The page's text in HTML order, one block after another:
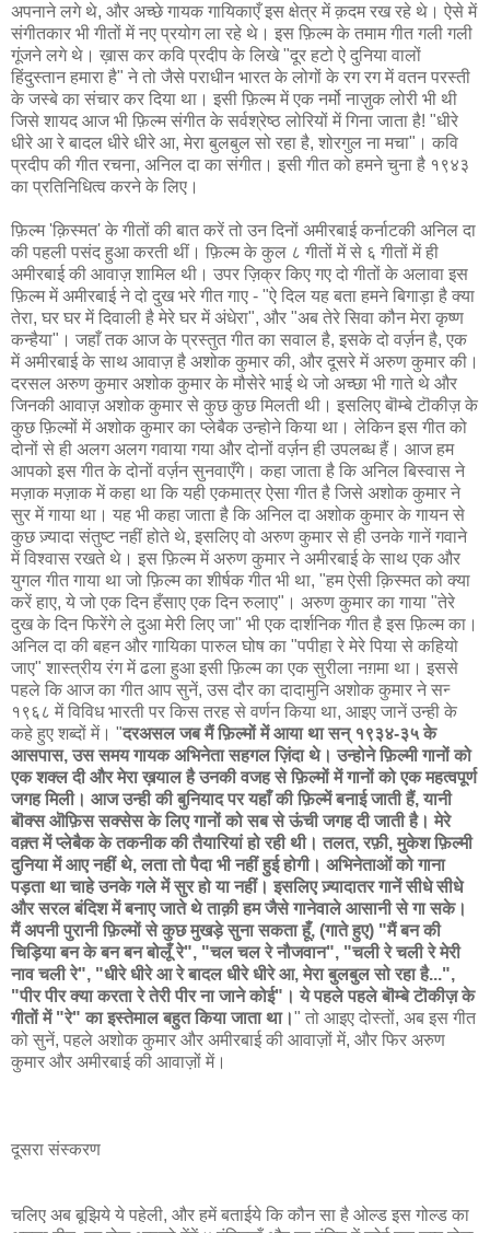
अपनाने लगे थे, और अच्छे गायक गायिकाएँ इस क्षेत्र में क़दम रख रहे थे। ऐसे में
संगीतकार भी गीतों में नए प्रयोग ला रहे थे। इस फ़िल्म के तमाम गीत गली गली
गूंजने लगे थे। ख़ास कर कवि प्रदीप के लिखे "दूर हटो ऐ दुनिया वालों
हिंदुस्तान हमारा है" ने तो जैसे पराधीन भारत के लोगों के रग रग में वतन परस्ती
के जस्बे का संचार कर दिया था। इसी फ़िल्म में एक नर्मो नाज़ुक लोरी भी थी
जिसे शायद आज भी फ़िल्म संगीत के सर्वश्रेष्ठ लोरियों में गिना जाता है! "धीरे
धीरे आ रे बादल धीरे धीरे आ, मेरा बुलबुल सो रहा है, शोरगुल ना मचा"। कवि
प्रदीप की गीत रचना, अनिल दा का संगीत। इसी गीत को हमने चुना है १९४३
का प्रतिनिधित्व करने के लिए।
फ़िल्म 'क़िस्मत' के गीतों की बात करें तो उन दिनों अमीरबाई कर्नाटकी अनिल दा
की पहली पसंद हुआ करती थीं। फ़िल्म के कुल ८ गीतों में से ६ गीतों में ही
अमीरबाई की आवाज़ शामिल थी। उपर ज़िक्र किए गए दो गीतों के अलावा इस
फ़िल्म में अमीरबाई ने दो दुख भरे गीत गाए - "ऐ दिल यह बता हमने बिगाड़ा है क्या
तेरा, घर घर में दिवाली है मेरे घर में अंधेरा", और "अब तेरे सिवा कौन मेरा कृष्ण
कन्हैया"। जहाँ तक आज के प्रस्तुत गीत का सवाल है, इसके दो वर्ज़न है, एक
में अमीरबाई के साथ आवाज़ है अशोक कुमार की, और दूसरे में अरुण कुमार की।
दरसल अरुण कुमार अशोक कुमार के मौसेरे भाई थे जो अच्छा भी गाते थे और
जिनकी आवाज़ अशोक कुमार से कुछ कुछ मिलती थी। इसलिए बॊम्बे टॊकीज़ के
कुछ फ़िल्मों में अशोक कुमार का प्लेबैक उन्होने किया था। लेकिन इस गीत को
दोनों से ही अलग अलग गवाया गया और दोनों वर्ज़न ही उपलब्ध हैं। आज हम
आपको इस गीत के दोनों वर्ज़न सुनवाएँगे। कहा जाता है कि अनिल बिस्वास ने
मज़ाक मज़ाक में कहा था कि यही एकमात्र ऐसा गीत है जिसे अशोक कुमार ने
सुर में गाया था। यह भी कहा जाता है कि अनिल दा अशोक कुमार के गायन से
कुछ ज़्यादा संतुष्ट नहीं होते थे, इसलिए वो अरुण कुमार से ही उनके गानें गवाने
में विश्वास रखते थे। इस फ़िल्म में अरुण कुमार ने अमीरबाई के साथ एक और
युगल गीत गाया था जो फ़िल्म का शीर्षक गीत भी था, "हम ऐसी क़िस्मत को क्या
करें हाए, ये जो एक दिन हँसाए एक दिन रुलाए"। अरुण कुमार का गाया "तेरे
दुख के दिन फिरेंगे ले दुआ मेरी लिए जा" भी एक दार्शनिक गीत है इस फ़िल्म का।
अनिल दा की बहन और गायिका पारुल घोष का "पपीहा रे मेरे पिया से कहियो
जाए" शास्त्रीय रंग में ढला हुआ इसी फ़िल्म का एक सुरीला नग़मा था। इससे
पहले कि आज का गीत आप सुनें, उस दौर का दादामुनि अशोक कुमार ने सन्‍
१९६८ में विविध भारती पर किस तरह से वर्णन किया था, आइए जानें उन्ही के
कहे हुए शब्दों में। "दरअसल जब मैं फ़िल्मों में आया था सन् १९३४-३५ के
आसपास, उस समय गायक अभिनेता सहगल ज़िंदा थे। उन्होने फ़िल्मी गानों को
एक शक्ल दी और मेरा ख़याल है उनकी वजह से फ़िल्मों में गानों को एक महत्वपूर्ण
जगह मिली। आज उन्ही की बुनियाद पर यहाँ की फ़िल्में बनाई जाती हैं, यानी
बॊक्स ऒफ़िस सक्सेस के लिए गानों को सब से ऊंची जगह दी जाती है। मेरे
वक़्त में प्लेबैक के तकनीक की तैयारियां हो रही थी। तलत, रफ़ी, मुकेश फ़िल्मी
दुनिया में आए नहीं थे, लता तो पैदा भी नहीं हुई होगी। अभिनेताओं को गाना
पड़ता था चाहे उनके गले में सुर हो या नहीं। इसलिए ज़्यादातर गानें सीधे सीधे
और सरल बंदिश में बनाए जाते थे ताक़ी हम जैसे गानेवाले आसानी से गा सके।
मैं अपनी पुरानी फ़िल्मों से कुछ मुखड़े सुना सकता हूँ, (गाते हुए) "मैं बन की
चिड़िया बन के बन बन बोलूँ रे", "चल चल रे नौजवान", "चली रे चली रे मेरी
नाव चली रे", "धीरे धीरे आ रे बादल धीरे धीरे आ, मेरा बुलबुल सो रहा है...",
"पीर पीर क्या करता रे तेरी पीर ना जाने कोई"। ये पहले पहले बॊम्बे टॊकीज़ के
गीतों में "रे" का इस्तेमाल बहुत किया जाता था।" तो आइए दोस्तों, अब इस गीत
को सुनें, पहले अशोक कुमार और अमीरबाई की आवाज़ों में, और फिर अरुण
कुमार और अमीरबाई की आवाज़ों में।
दूसरा संस्करण
चलिए अब बूझिये ये पहेली, और हमें बताईये कि कौन सा है ओल्ड इस गोल्ड का